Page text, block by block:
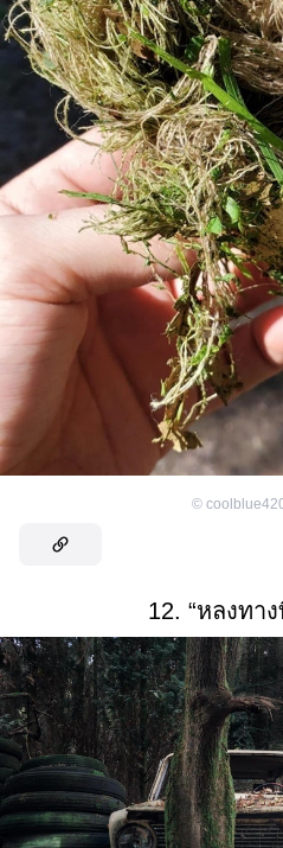
©
12. “หลงทา